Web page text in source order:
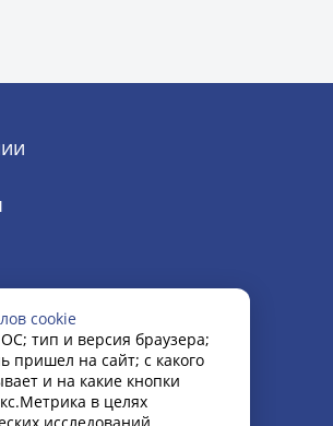
cookie
тип и версия браузера;
пришел на сайт; с какого
и на какие кнопки
в целях